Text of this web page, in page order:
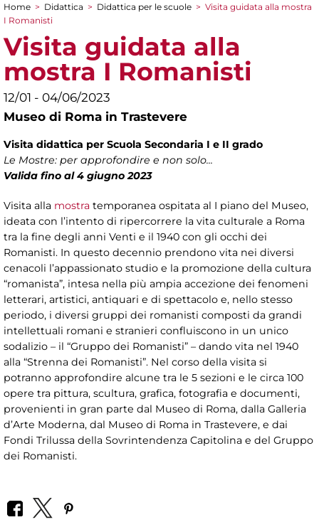
Tu sei qui
Home > Didattica > Didattica per le scuole > Visita guidata alla mostra
I Romanisti
Visita guidata alla
mostra I Romanisti
12/01 - 04/06/2023
Museo di Roma in Trastevere
Visita didattica per Scuola Secondaria I e II grado
Le Mostre: per approfondire e non solo...
Valida fino al 4 giugno 2023
Visita alla mostra temporanea ospitata al I piano del Museo,
ideata con l’intento di ripercorrere la vita culturale a Roma
tra la fine degli anni Venti e il 1940 con gli occhi dei
Romanisti. In questo decennio prendono vita nei diversi
cenacoli l’appassionato studio e la promozione della cultura
“romanista”, intesa nella più ampia accezione dei fenomeni
letterari, artistici, antiquari e di spettacolo e, nello stesso
periodo, i diversi gruppi dei romanisti composti da grandi
intellettuali romani e stranieri confluiscono in un unico
sodalizio – il “Gruppo dei Romanisti” – dando vita nel 1940
alla “Strenna dei Romanisti”. Nel corso della visita si
potranno approfondire alcune tra le 5 sezioni e le circa 100
opere tra pittura, scultura, grafica, fotografia e documenti,
provenienti in gran parte dal Museo di Roma, dalla Galleria
d’Arte Moderna, dal Museo di Roma in Trastevere, e dai
Fondi Trilussa della Sovrintendenza Capitolina e del Gruppo
dei Romanisti.